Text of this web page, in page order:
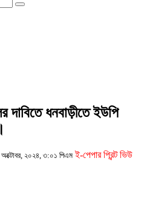
দাবিতে ধনবাড়ীতে ইউপি
অক্টোবর, ২০২৪, ৩:০১ পিএম ই-পেপার প্রিন্ট ভিউ